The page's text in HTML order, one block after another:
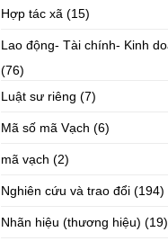
Hợp tác xã (15)
Lao động- Tài chính- Kinh
(76)
Luật sư riêng (7)
Mã số mã Vạch (6)
mã vạch (2)
Nghiên cứu và trao đổi (194)
Nhãn hiệu (thương hiệu) (19)